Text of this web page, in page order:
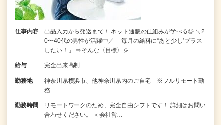
仕事内容
出品入力から発送まで！ ネット通販の仕組みが学べる◎ ＼2
0〜40代の男性が活躍中／ 「毎月の給料に“あと少し”プラス
したい！」 ⇒そんな〈目標〉を…
給与 完全出来高制
勤務地
神奈川県横浜市、他神奈川県内のご自宅 ※フルリモート勤
務
勤務時間
リモートワークのため、完全自由シフトです！ 詳細はお問い
合わせください。 ＜会社営…